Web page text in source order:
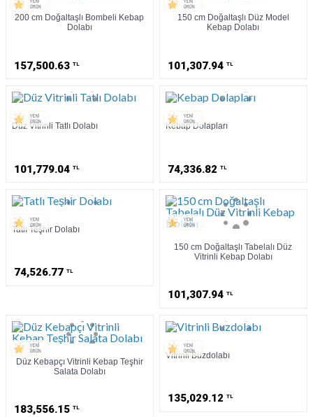
200 cm Doğaltaşlı Bombeli Kebap
Dolabı
157,500.63 TL
150 cm Doğaltaşlı Düz Model
Kebap Dolabı
101,307.94 TL
Düz Vitrinli Tatlı Dolabı
101,779.04 TL
Kebap Dolapları
74,336.82 TL
Tatlı Teşhir Dolabı
74,526.77 TL
150 cm Doğaltaşlı Tabelalı Düz
Vitrinli Kebap Dolabı
101,307.94 TL
Düz Kebapçı Vitrinli Kebap Teşhir
Salata Dolabı
183,556.15 TL
Vitrinli Buzdolabı
135,029.12 TL